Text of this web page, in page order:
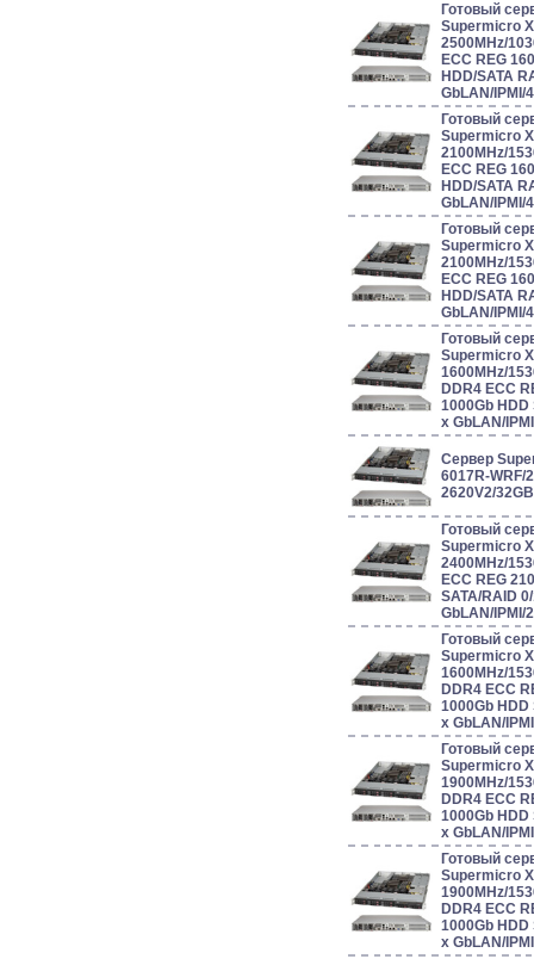
Готовый
Supermicro
2500MHz/
ECC REG
HDD/SATA
GbLAN/IPMI/
Готовый
Supermicro
2100MHz/
ECC REG
HDD/SATA
GbLAN/IPMI/
Готовый
Supermicro
2100MHz/
ECC REG
HDD/SATA
GbLAN/IPMI/
Готовый
Supermicro
1600MHz/
DDR4 ECC
1000Gb HDD
x GbLAN/
Сервер
6017R-WRF/
2620V2/
Готовый
Supermicro
2400MHz/
ECC REG
SATA/RAID
GbLAN/IPMI/
Готовый
Supermicro
1600MHz/
DDR4 ECC
1000Gb HDD
x GbLAN/
Готовый
Supermicro
1900MHz/
DDR4 ECC
1000Gb HDD
x GbLAN/
Готовый
Supermicro
1900MHz/
DDR4 ECC
1000Gb HDD
x GbLAN/